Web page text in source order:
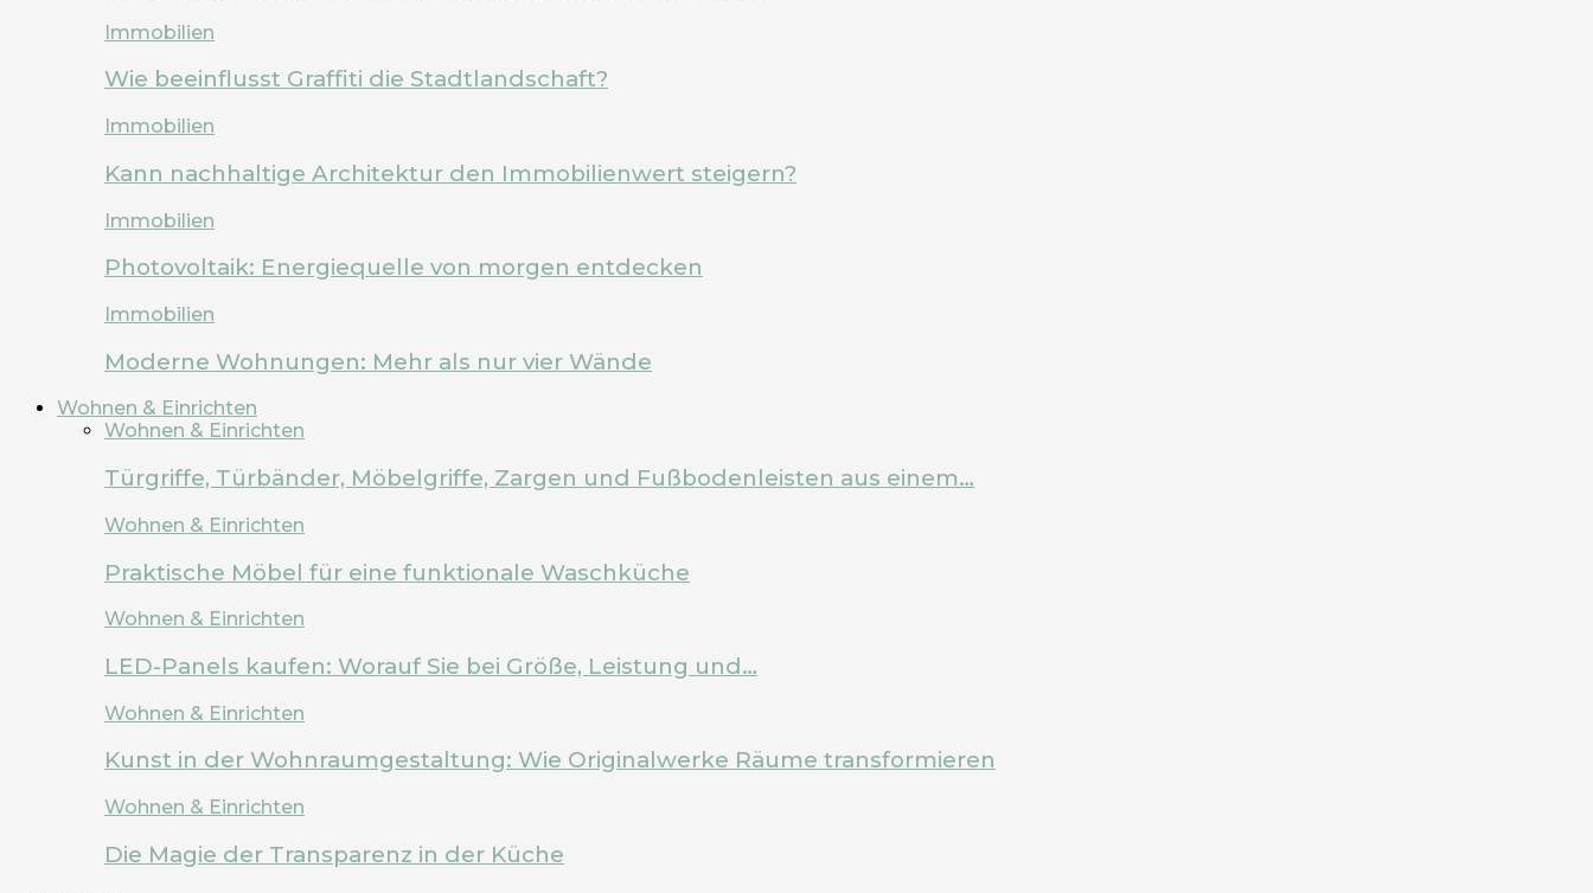
Immobilien
Wie beeinflusst Graffiti die Stadtlandschaft?
Immobilien
Kann nachhaltige Architektur den Immobilienwert steigern?
Immobilien
Photovoltaik: Energiequelle von morgen entdecken
Immobilien
Moderne Wohnungen: Mehr als nur vier Wände
Wohnen & Einrichten
Wohnen & Einrichten
Türgriffe, Türbänder, Möbelgriffe, Zargen und Fußbodenleisten aus einem…
Wohnen & Einrichten
Praktische Möbel für eine funktionale Waschküche
Wohnen & Einrichten
LED-Panels kaufen: Worauf Sie bei Größe, Leistung und…
Wohnen & Einrichten
Kunst in der Wohnraumgestaltung: Wie Originalwerke Räume transformieren
Wohnen & Einrichten
Die Magie der Transparenz in der Küche